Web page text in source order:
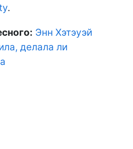
.
Энн Хэтэуэй
делала ли